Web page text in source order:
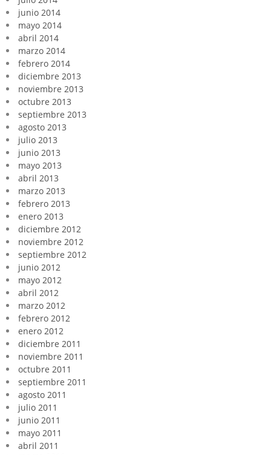
junio 2014
mayo 2014
abril 2014
marzo 2014
febrero 2014
diciembre 2013
noviembre 2013
octubre 2013
septiembre 2013
agosto 2013
julio 2013
junio 2013
mayo 2013
abril 2013
marzo 2013
febrero 2013
enero 2013
diciembre 2012
noviembre 2012
septiembre 2012
junio 2012
mayo 2012
abril 2012
marzo 2012
febrero 2012
enero 2012
diciembre 2011
noviembre 2011
octubre 2011
septiembre 2011
agosto 2011
julio 2011
junio 2011
mayo 2011
abril 2011